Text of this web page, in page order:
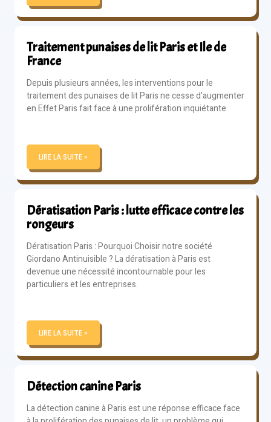
Traitement punaises de lit Paris et Ile de
France
Depuis plusieurs années, les interventions pour le
traitement des punaises de lit Paris ne cesse d’augmenter
en Effet Paris fait face à une prolifération inquiétante
LIRE LA SUITE »
Dératisation Paris : lutte efficace contre les
rongeurs
Dératisation Paris : Pourquoi Choisir notre société
Giordano Antinuisible ? La dératisation à Paris est
devenue une nécessité incontournable pour les
particuliers et les entreprises.
LIRE LA SUITE »
Détection canine Paris
La détection canine à Paris est une réponse efficace face